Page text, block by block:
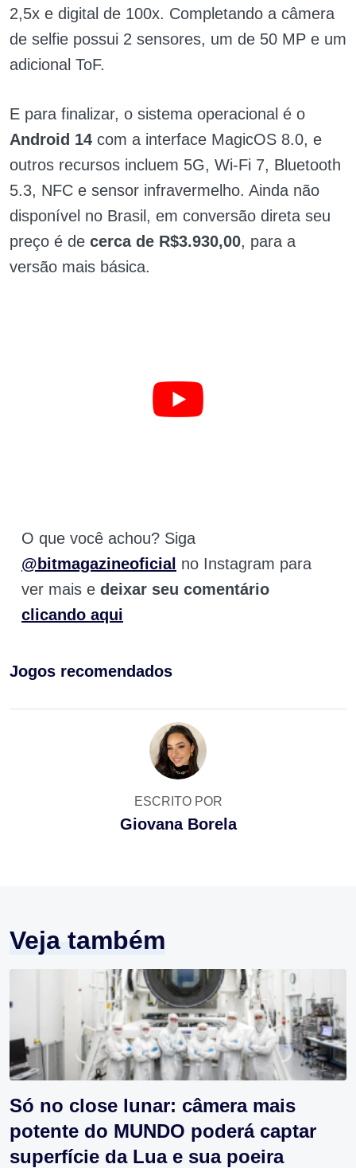
2,5x e digital de 100x. Completando a câmera
de selfie possui 2 sensores, um de 50 MP e um
adicional ToF.
E para finalizar, o sistema operacional é o
Android 14 com a interface MagicOS 8.0, e
outros recursos incluem 5G, Wi-Fi 7, Bluetooth
5.3, NFC e sensor infravermelho. Ainda não
disponível no Brasil, em conversão direta seu
preço é de cerca de R$3.930,00, para a
versão mais básica.
O que você achou? Siga
@bitmagazineoficial no Instagram para
ver mais e deixar seu comentário
clicando aqui
Jogos recomendados
ESCRITO POR
Giovana Borela
Veja também
Só no close lunar: câmera mais
potente do MUNDO poderá captar
superfície da Lua e sua poeira